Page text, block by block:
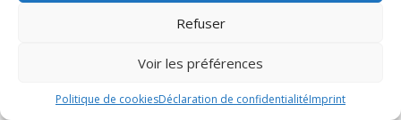
Refuser
Voir les préférences
Politique de cookiesDéclaration de confidentialitéImprint